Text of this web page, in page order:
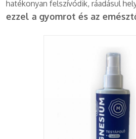
hatékonyan felszívódik, ráadásul
ezzel a gyomrot és az